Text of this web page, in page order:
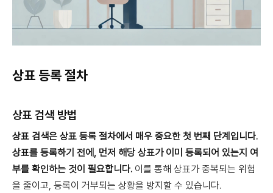
상표 등록 절차
상표 검색 방법
상표 검색은 상표 등록 절차에서 매우 중요한 첫 번째 단계입니다.
상표를 등록하기 전에, 먼저 해당 상표가 이미 등록되어 있는지 여
부를 확인하는 것이 필요합니다. 이를 통해 상표가 중복되는 위험
을 줄이고, 등록이 거부되는 상황을 방지할 수 있습니다.